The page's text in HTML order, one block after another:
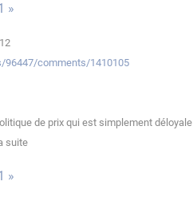
»
96447/comments/1410105
de prix qui est simplement déloyale
suite
»